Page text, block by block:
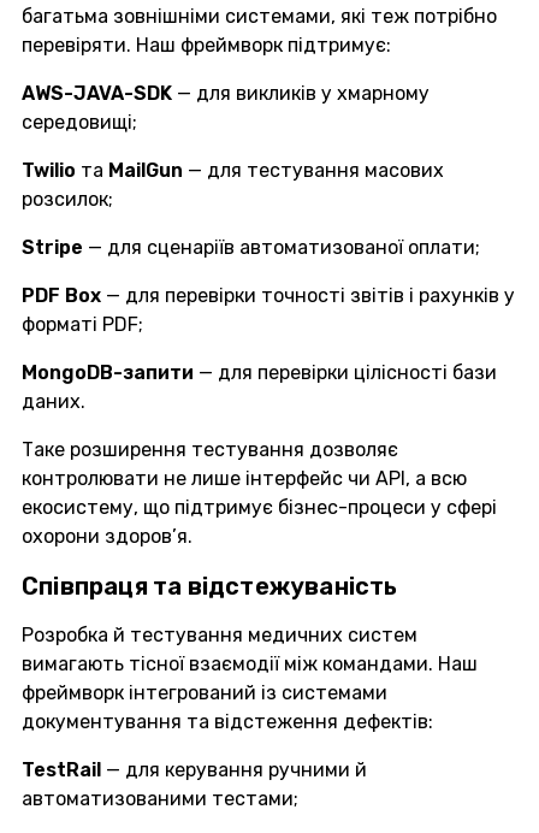
багатьма зовнішніми системами, які теж потрібно
перевіряти. Наш фреймворк підтримує:
AWS-JAVA-SDK — для викликів у хмарному
середовищі;
Twilio та MailGun — для тестування масових
розсилок;
Stripe — для сценаріїв автоматизованої оплати;
PDF Box — для перевірки точності звітів і рахунків у
форматі PDF;
MongoDB-запити — для перевірки цілісності бази
даних.
Таке розширення тестування дозволяє
контролювати не лише інтерфейс чи API, а всю
екосистему, що підтримує бізнес-процеси у сфері
охорони здоров’я.
Співпраця та відстежуваність
Розробка й тестування медичних систем
вимагають тісної взаємодії між командами. Наш
фреймворк інтегрований із системами
документування та відстеження дефектів:
TestRail — для керування ручними й
автоматизованими тестами;